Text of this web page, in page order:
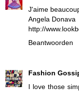
J'aime
Angela Donava
http://
Beantwoorden
Fashion
I love those